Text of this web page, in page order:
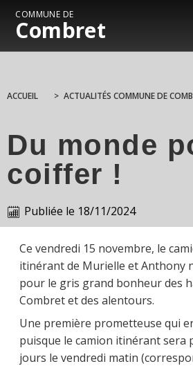
COMMUNE DE
Combret
ACCUEIL > ACTUALITÉS COMMUNE DE
Du monde
coiffer !
Publiée le 18/11/2024
Ce vendredi 15 novembre, le
itinérant de Murielle et Anthony
pour le gris grand bonheur des
Combret et des alentours.
Une première prometteuse qui
puisque le camion itinérant sera
jours le vendredi matin